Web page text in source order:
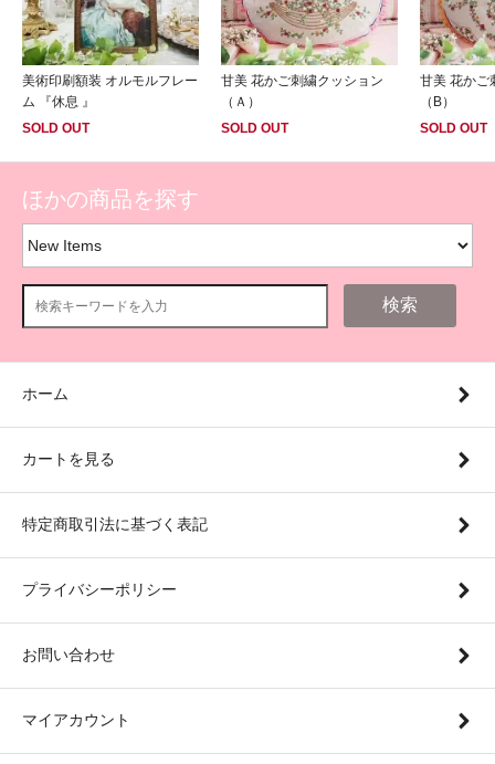
美術印刷額装 オルモルフレー
ム 『休息 』
SOLD OUT
甘美 花かご刺繍クッション
（Ａ）
SOLD OUT
甘美 花かご
（B）
SOLD OUT
ほかの商品を探す
検索
ホーム
カートを見る
特定商取引法に基づく表記
プライバシーポリシー
お問い合わせ
マイアカウント